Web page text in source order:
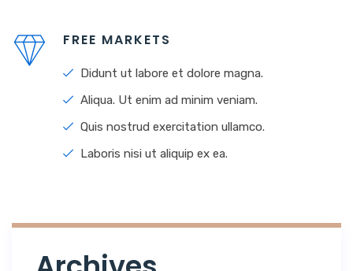
FREE MARKETS
Didunt ut labore et dolore magna.
Aliqua. Ut enim ad minim veniam.
Quis nostrud exercitation ullamco.
Laboris nisi ut aliquip ex ea.